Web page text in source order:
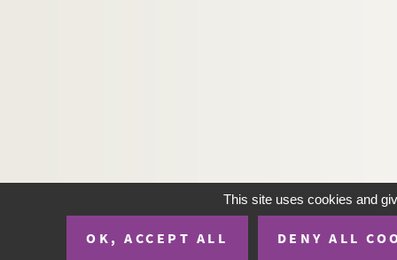
This site uses cookies and
OK, ACCEPT ALL DENY ALL